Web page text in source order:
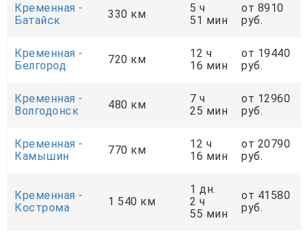
Кременная -
Батайск
330 км
5 ч
51 мин
от 8910
руб.
Кременная -
Белгород
720 км
12 ч
16 мин
от 19440
руб.
Кременная -
Волгодонск
480 км
7 ч
25 мин
от 12960
руб.
Кременная -
Камышин
770 км
12 ч
16 мин
от 20790
руб.
Кременная -
Кострома
1 540 км
1 дн.
2 ч
55 мин
от 41580
руб.